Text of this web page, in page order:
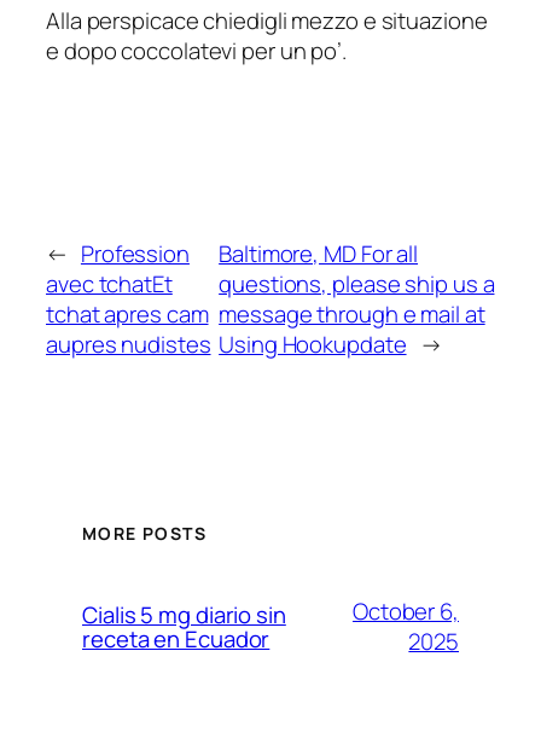
Alla perspicace chiedigli mezzo e situazione
e dopo coccolatevi per un po’.
← Profession
avec tchatEt
tchat apres cam
aupres nudistes
Baltimore, MD For all
questions, please ship us a
message through e mail at
Using Hookupdate →
MORE POSTS
Cialis 5 mg diario sin
receta en Ecuador
October 6,
2025